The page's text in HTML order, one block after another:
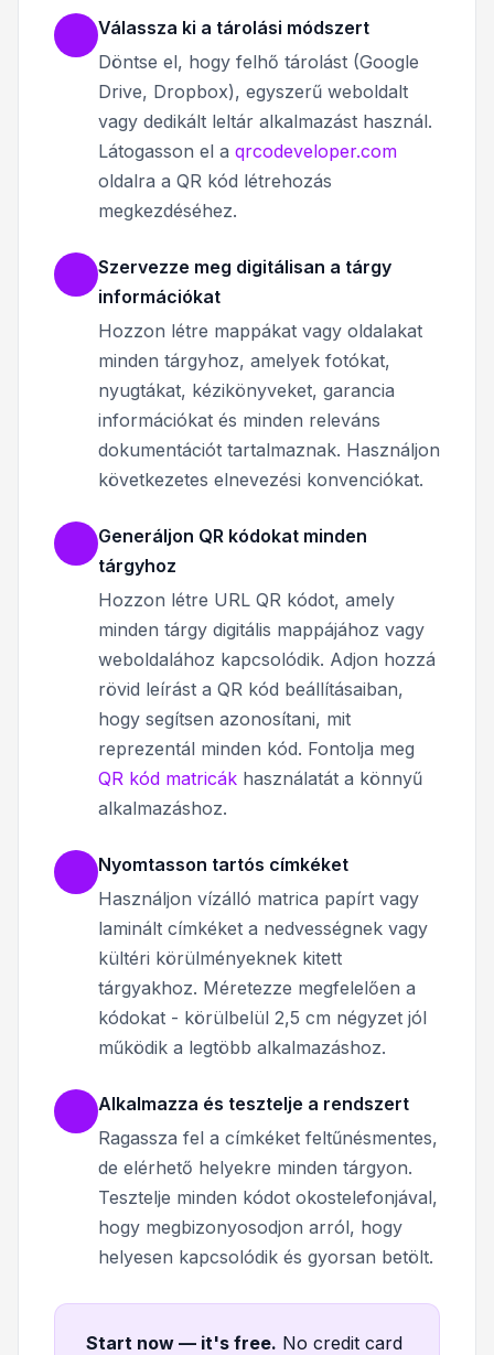
Válassza ki a tárolási módszert
Döntse el, hogy felhő tárolást (Google
Drive, Dropbox), egyszerű weboldalt
vagy dedikált leltár alkalmazást használ.
Látogasson el a qrcodeveloper.com
oldalra a QR kód létrehozás
megkezdéséhez.
Szervezze meg digitálisan a tárgy
információkat
Hozzon létre mappákat vagy oldalakat
minden tárgyhoz, amelyek fotókat,
nyugtákat, kézikönyveket, garancia
információkat és minden releváns
dokumentációt tartalmaznak. Használjon
következetes elnevezési konvenciókat.
Generáljon QR kódokat minden
tárgyhoz
Hozzon létre URL QR kódot, amely
minden tárgy digitális mappájához vagy
weboldalához kapcsolódik. Adjon hozzá
rövid leírást a QR kód beállításaiban,
hogy segítsen azonosítani, mit
reprezentál minden kód. Fontolja meg
QR kód matricák használatát a könnyű
alkalmazáshoz.
Nyomtasson tartós címkéket
Használjon vízálló matrica papírt vagy
laminált címkéket a nedvességnek vagy
kültéri körülményeknek kitett
tárgyakhoz. Méretezze megfelelően a
kódokat - körülbelül 2,5 cm négyzet jól
működik a legtöbb alkalmazáshoz.
Alkalmazza és tesztelje a rendszert
Ragassza fel a címkéket feltűnésmentes,
de elérhető helyekre minden tárgyon.
Tesztelje minden kódot okostelefonjával,
hogy megbizonyosodjon arról, hogy
helyesen kapcsolódik és gyorsan betölt.
Start now — it's free. No credit card